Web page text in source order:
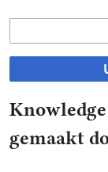
gemaakt